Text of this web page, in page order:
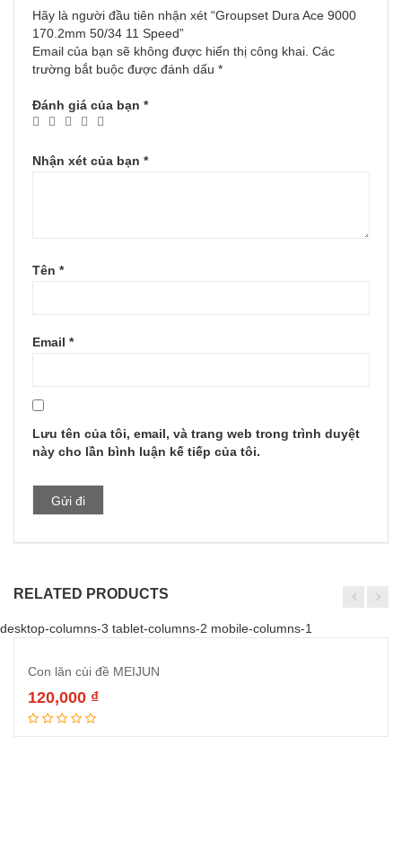
Hãy là người đầu tiên nhận xét “Groupset Dura Ace 9000
170.2mm 50/34 11 Speed”
Email của bạn sẽ không được hiển thị công khai. Các
trường bắt buộc được đánh dấu *
Đánh giá của bạn *
Nhận xét của bạn *
Tên *
Email *
Lưu tên của tôi, email, và trang web trong trình duyệt
này cho lần bình luận kế tiếp của tôi.
RELATED PRODUCTS
desktop-columns-3 tablet-columns-2 mobile-columns-1
Con lăn cùi đề MEIJUN
120,000 ₫